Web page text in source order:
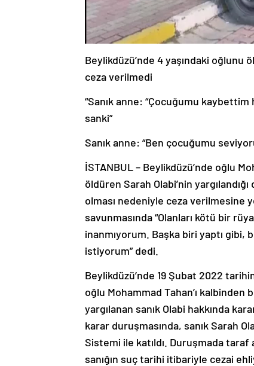
Beylikdüzü’nde 4 yaşındaki oğlunu
ceza verilmedi
“Sanık anne: “Çocuğumu
sanki”
Sanık anne: “Ben çocuğumu
İSTANBUL – Beylikdüzü’nde oğlu
öldüren Sarah Olabi’nin
olması nedeniyle ceza verilmesine
savunmasında “Olanları kötü bir
inanmıyorum. Başka biri yaptı
istiyorum” dedi.
Beylikdüzü’nde 19 Şubat 2022
oğlu Mohammad Tahan’ı kalbinden
yargılanan sanık Olabi hakkında
karar duruşmasında, sanık Sarah
Sistemi ile katıldı. Duruşmada taraf
sanığın suç tarihi itibariyle cezai